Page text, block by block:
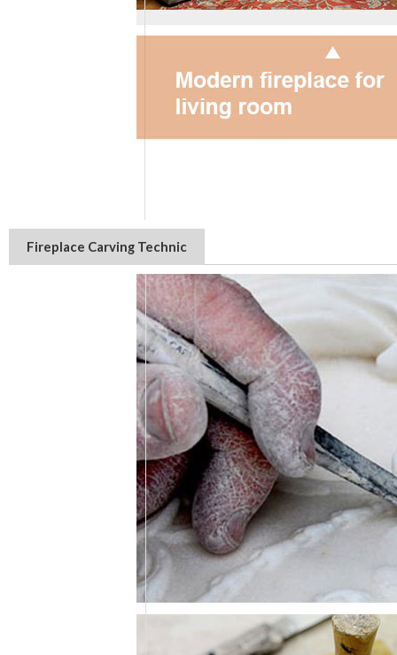
Fireplace Carving Technic